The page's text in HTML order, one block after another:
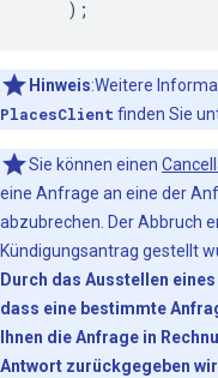
    );
Hinweis:Weitere
PlacesClient finden Sie
Sie können einen
eine Anfrage an eine der
abzubrechen. Der Abbruch
Kündigungsantrag gestellt
Durch das Ausstellen
dass eine bestimmte
Ihnen die Anfrage in
Antwort zurückgegeben